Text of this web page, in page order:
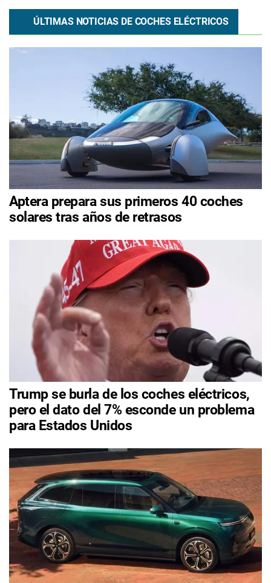
ÚLTIMAS NOTICIAS DE COCHES ELÉCTRICOS
Aptera prepara sus primeros 40 coches
solares tras años de retrasos
Trump se burla de los coches eléctricos,
pero el dato del 7% esconde un problema
para Estados Unidos